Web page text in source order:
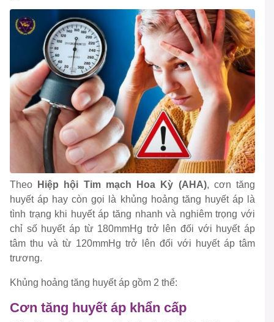
Theo Hiệp hội Tim mạch Hoa Kỳ (AHA), cơn tăng
huyết áp hay còn gọi là khủng hoảng tăng huyết áp là
tình trạng khi huyết áp tăng nhanh và nghiêm trọng với
chỉ số huyết áp từ 180mmHg trở lên đối với huyết áp
tâm thu và từ 120mmHg trở lên đối với huyết áp tâm
trương.
Khủng hoảng tăng huyết áp gồm 2 thể:
Cơn tăng huyết áp khẩn cấp